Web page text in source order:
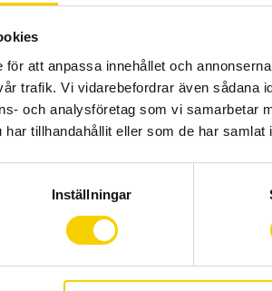
att anpassa innehållet och
trafik. Vi vidarebefordrar även sådana
och analysföretag som vi samarbetar
har tillhandahållit eller som de har
Inställningar
data